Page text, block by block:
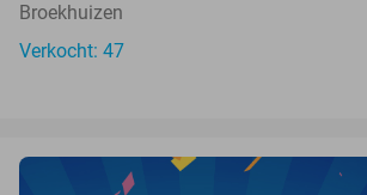
Broekhuizen
Verkocht: 47